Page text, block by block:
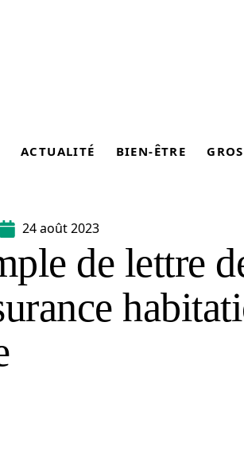
ACTUALITÉ BIEN-ÊTRE
24 août 2023
de lettre